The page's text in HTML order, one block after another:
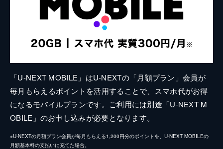
「U-NEXT MOBILE」はU-NEXTの「月額プラン」会員が
毎月もらえるポイントを活用することで、スマホ代がお得
になるモバイルプランです。ご利用には別途「U-NEXT M
OBILE」のお申し込みが必要となります。
※U-NEXTの月額プラン会員が毎月もらえる1,200円分のポイントを、U-NEXT MOBILEの
月額基本料の支払いに充てた場合。